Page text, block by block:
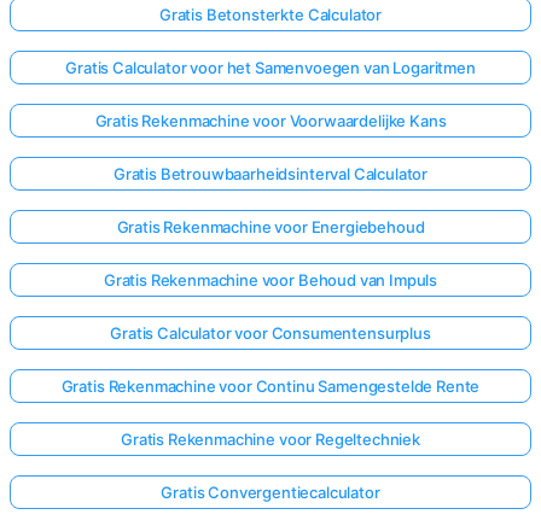
Gratis Betonsterkte Calculator
Gratis Calculator voor het Samenvoegen van Logaritmen
Gratis Rekenmachine voor Voorwaardelijke Kans
Gratis Betrouwbaarheidsinterval Calculator
Gratis Rekenmachine voor Energiebehoud
Gratis Rekenmachine voor Behoud van Impuls
Gratis Calculator voor Consumentensurplus
Gratis Rekenmachine voor Continu Samengestelde Rente
Gratis Rekenmachine voor Regeltechniek
Gratis Convergentiecalculator